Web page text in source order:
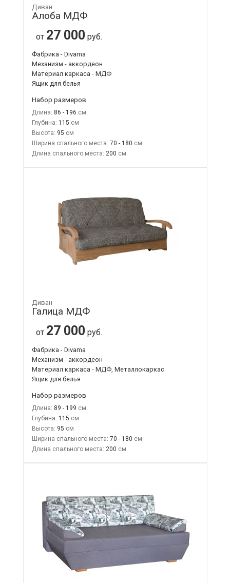
Диван
Алоба МДФ
от 27 000 руб.
Фабрика - Divama
Механизм - аккордеон
Материал каркаса - МДФ
Ящик для белья
Набор размеров
Длина: 86 - 196
Глубина: 115
Высота: 95
Ширина спального места: 70 - 180
Длина спального места: 200
Диван
Галица МДФ
от 27 000 руб.
Фабрика - Divama
Механизм - аккордеон
Материал каркаса - МДФ, Металлокаркас
Ящик для белья
Набор размеров
Длина: 89 - 199
Глубина: 115
Высота: 95
Ширина спального места: 70 - 180
Длина спального места: 200